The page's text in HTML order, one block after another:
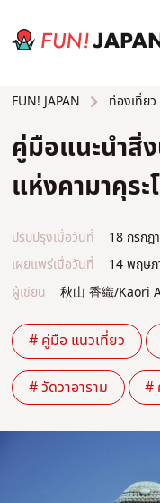
FUN! JAPAN ท่องเที่ยว
คู่มือแนะนำสิ่
แห่งคามาคุระ
ปรับปรุงเมื่อวันที่
18 กรกฎ
เผยแพร่เมื่อวันที่
14 พฤษ
ผู้เขียน
秋山 香織/Kaori
# คู่มือ แนวเที่ยว
# วัดวาอาราม #